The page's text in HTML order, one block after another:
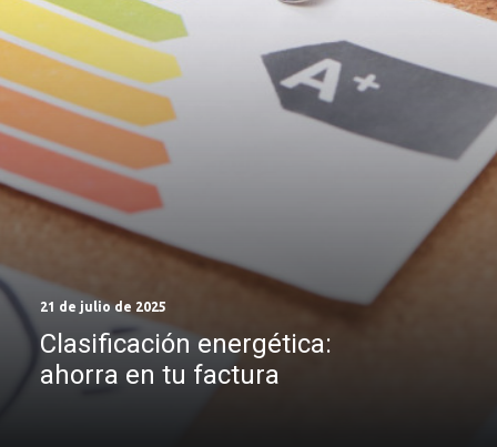
21 de julio de 2025
Clasificación energética:
ahorra en tu factura